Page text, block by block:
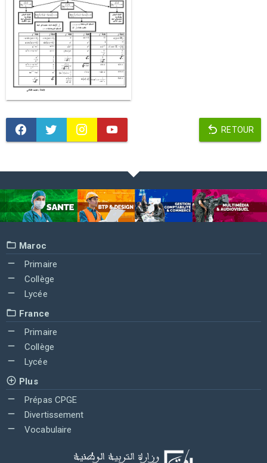
RETOUR
Maroc
Primaire
Collège
Lycée
France
Primaire
Collège
Lycée
Plus
Prépas CPGE
Divertissement
Vocabulaire